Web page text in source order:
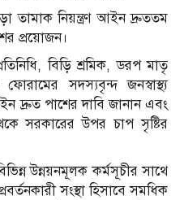
তামাক নিয়ন্ত্রণ আইন দ্রুততম
প্রয়োজন।
বিড়ি শ্রমিক, ডরপ মাতৃ
সদস্যবৃন্দ জনস্বাস্থ্য
দ্রুত পাশের দাবি জানান এবং
সরকারের উপর চাপ সৃষ্টির
উন্নয়নমূলক কর্মসূচীর সাথে
সংস্থা হিসাবে সমধিক